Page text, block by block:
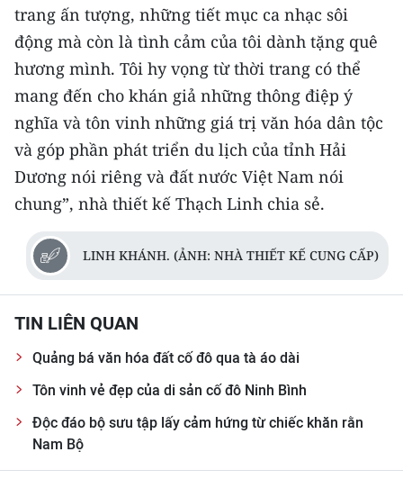
trang ấn tượng, những tiết mục ca nhạc sôi
động mà còn là tình cảm của tôi dành tặng quê
hương mình. Tôi hy vọng từ thời trang có thể
mang đến cho khán giả những thông điệp ý
nghĩa và tôn vinh những giá trị văn hóa dân tộc
và góp phần phát triển du lịch của tỉnh Hải
Dương nói riêng và đất nước Việt Nam nói
chung”, nhà thiết kế Thạch Linh chia sẻ.
LINH KHÁNH. (ẢNH: NHÀ THIẾT KẾ CUNG CẤP)
TIN LIÊN QUAN
Quảng bá văn hóa đất cố đô qua tà áo dài
Tôn vinh vẻ đẹp của di sản cố đô Ninh Bình
Độc đáo bộ sưu tập lấy cảm hứng từ chiếc khăn rằn
Nam Bộ